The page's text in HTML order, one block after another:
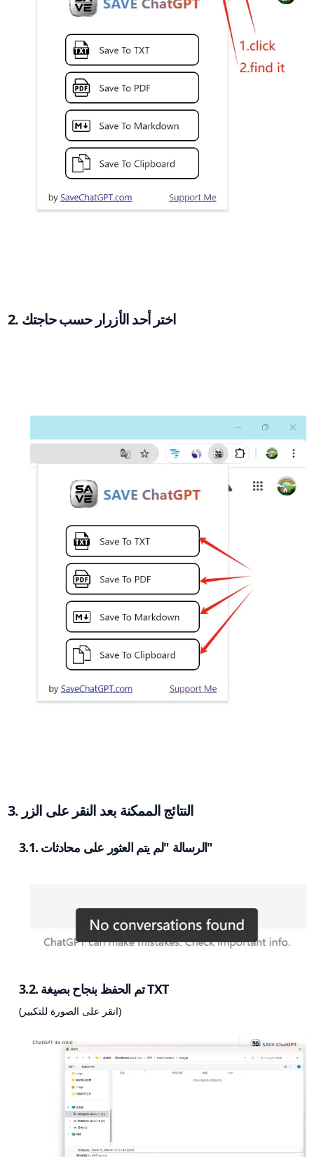
2. اختر أحد الأزرار حسب حاجتك
3. النتائج الممكنة بعد النقر على الزر
3.1. الرسالة "لم يتم العثور على محادثات"
3.2. تم الحفظ بنجاح بصيغة TXT
(انقر على الصورة للتكبير)